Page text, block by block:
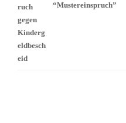
“Mustereinspruch”